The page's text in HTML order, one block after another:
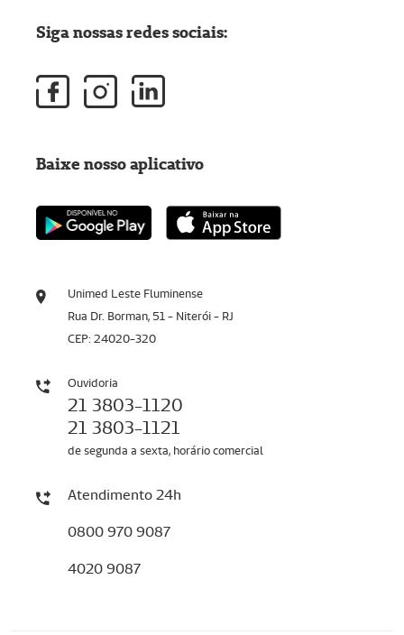
Unimed Leste Fluminense
Rua Dr. Borman, 51 - Niterói - RJ
CEP: 24020-320
Ouvidoria
21 3803-1120
21 3803-1121
de segunda a sexta, horário comercial
Atendimento 24h
0800 970 9087
4020 9087
Siga nossas redes sociais:
Baixe nosso aplicativo